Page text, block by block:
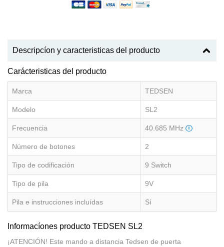
Descripcíon y caracteristicas del producto
Carácteristicas del producto
Marca TEDSEN
Modelo SL2
Frecuencia 40.685 MHz
Número de botones 2
Tipo de codificación 9 Switch
Tipo de pila 9V
Pila e instrucciones incluídas Sí
Informacíones producto TEDSEN SL2
¡ATENCIÓN! Este mando a distancia Tedsen de puerta